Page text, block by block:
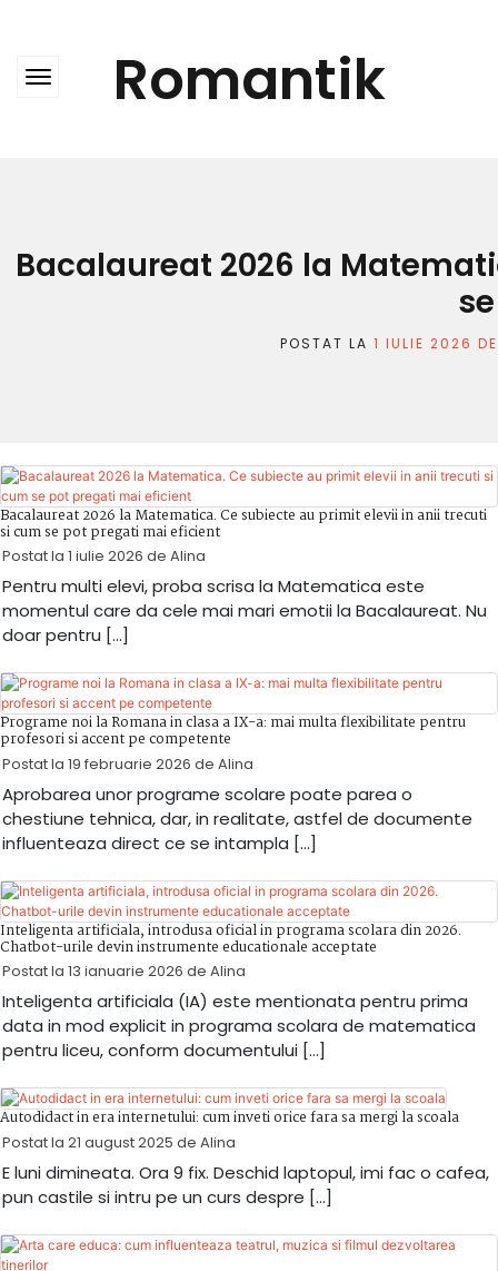
Romantik
Bacalaureat 2026 la
POSTAT LA 1 IULIE 2026
Bacalaureat 2026 la Matematica. Ce subiecte au primit elevii in anii trecuti
si cum se pot pregati mai eficient
Postat la 1 iulie 2026 de Alina
Pentru multi elevi, proba scrisa la Matematica este
momentul care da cele mai mari emotii la Bacalaureat. Nu
doar pentru […]
Programe noi la Romana in clasa a IX-a: mai multa flexibilitate pentru
profesori si accent pe competente
Postat la 19 februarie 2026 de Alina
Aprobarea unor programe scolare poate parea o
chestiune tehnica, dar, in realitate, astfel de documente
influenteaza direct ce se intampla […]
Inteligenta artificiala, introdusa oficial in programa scolara din 2026.
Chatbot-urile devin instrumente educationale acceptate
Postat la 13 ianuarie 2026 de Alina
Inteligenta artificiala (IA) este mentionata pentru prima
data in mod explicit in programa scolara de matematica
pentru liceu, conform documentului […]
Autodidact in era internetului: cum inveti orice fara sa mergi la scoala
Postat la 21 august 2025 de Alina
E luni dimineata. Ora 9 fix. Deschid laptopul, imi fac o cafea,
pun castile si intru pe un curs despre […]